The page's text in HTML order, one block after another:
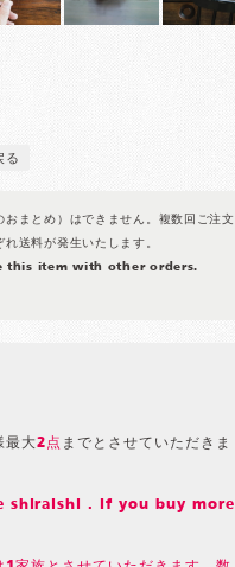
る
おまとめ）はできません。複数回ご注文
送料が発生いたします。
this item with other orders.
最大2点 までとさせていただきま
shiraishi . If you buy more